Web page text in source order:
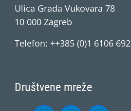
Ulica Grada Vukovara 78
10 000 Zagreb
Telefon: ++385 (0)1 6106 692
Društvene mreže